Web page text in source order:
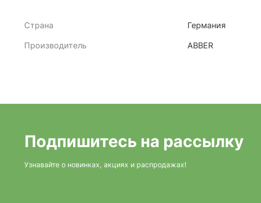
Страна
Германия
Производитель
ABBER
Подпишитесь на рассылку
Узнавайте о новинках, акциях и распродажах!